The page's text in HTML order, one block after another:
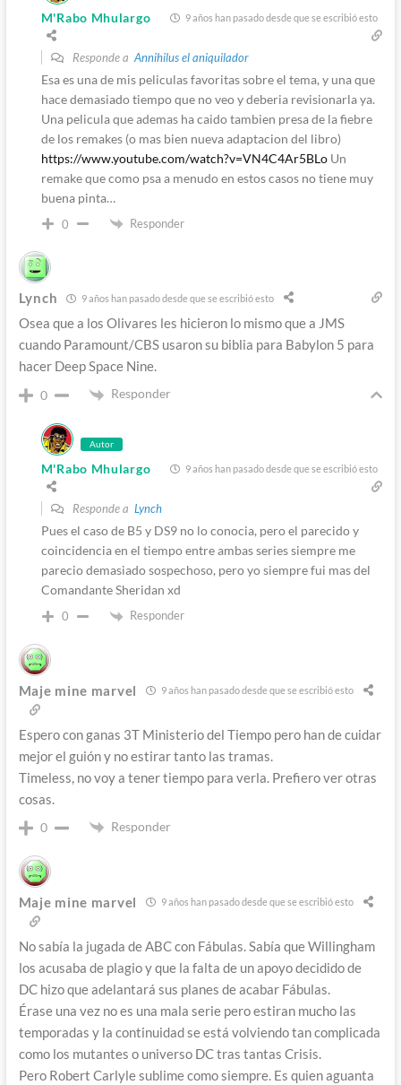
M'Rabo Mhulargo 9 años han pasado desde que se escribió esto
Responde a Annihilus el aniquilador
Esa es una de mis peliculas favoritas sobre el tema, y una que
hace demasiado tiempo que no veo y deberia revisionarla ya.
Una pelicula que ademas ha caido tambien presa de la fiebre
de los remakes (o mas bien nueva adaptacion del libro)
https://www.youtube.com/watch?v=VN4C4Ar5BLoUn
remake que como psa a menudo en estos casos no tiene muy
buena pinta…
0 Responder
Lynch 9 años han pasado desde que se escribió esto
Osea que a los Olivares les hicieron lo mismo que a JMS
cuando Paramount/CBS usaron su biblia para Babylon 5 para
hacer Deep Space Nine.
0 Responder
Autor
M'Rabo Mhulargo 9 años han pasado desde que se escribió esto
Responde a Lynch
Pues el caso de B5 y DS9 no lo conocia, pero el parecido y
coincidencia en el tiempo entre ambas series siempre me
parecio demasiado sospechoso, pero yo siempre fui mas del
Comandante Sheridan xd
0 Responder
Maje mine marvel 9 años han pasado desde que se escribió esto
Espero con ganas 3T Ministerio del Tiempo pero han de cuidar
mejor el guión y no estirar tanto las tramas.
Timeless, no voy a tener tiempo para verla. Prefiero ver otras
cosas.
0 Responder
Maje mine marvel 9 años han pasado desde que se escribió esto
No sabía la jugada de ABC con Fábulas. Sabía que Willingham
los acusaba de plagio y que la falta de un apoyo decidido de
DC hizo que adelantará sus planes de acabar Fábulas.
Érase una vez no es una mala serie pero estiran mucho las
temporadas y la continuidad se está volviendo tan complicada
como los mutantes o universo DC tras tantas Crisis.
Pero Robert Carlyle sublime como siempre. Es quien aguanta